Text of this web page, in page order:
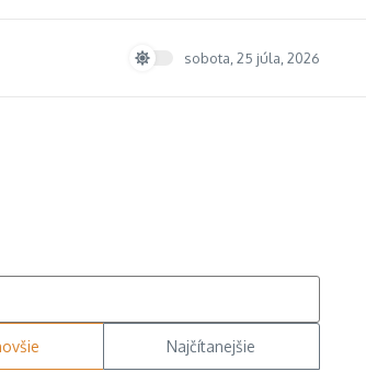
sobota, 25 júla, 2026
Najčítanejšie